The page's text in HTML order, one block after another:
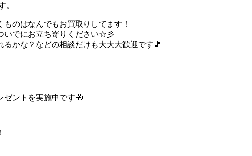
。
のはなんでもお買取りしてます！
いでにお立ち寄りください☆彡
かな？などの相談だけも大大大歓迎です🎵
ゼントを実施中です🎁